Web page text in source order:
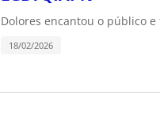
Dolores encantou o público
18/02/2026